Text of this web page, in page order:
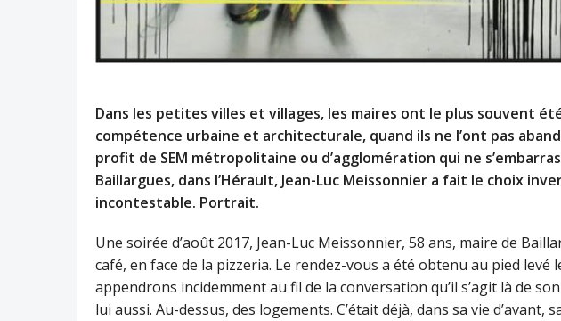
Dans les petites villes et villages, les maires ont le plus souvent
compétence urbaine et architecturale, quand ils ne l’ont pas
profit de SEM métropolitaine ou d’agglomération qui ne
Baillargues, dans l’Hérault, Jean-Luc Meissonnier a fait le choix
incontestable. Portrait.
Une soirée d’août 2017, Jean-Luc Meissonnier, 58 ans, maire de
café, en face de la pizzeria. Le rendez-vous a été obtenu au pied levé
appendrons incidemment au fil de la conversation qu’il s’agit là de
lui aussi. Au-dessus, des logements. C’était déjà, dans sa vie d’avant,